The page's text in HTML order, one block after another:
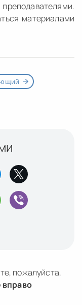
материалами
пожалуйста,